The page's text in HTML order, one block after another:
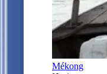
Mékong